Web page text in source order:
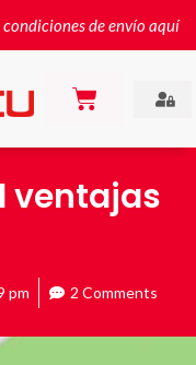
condiciones de envío aquí
ventajas
pm 2 Comments